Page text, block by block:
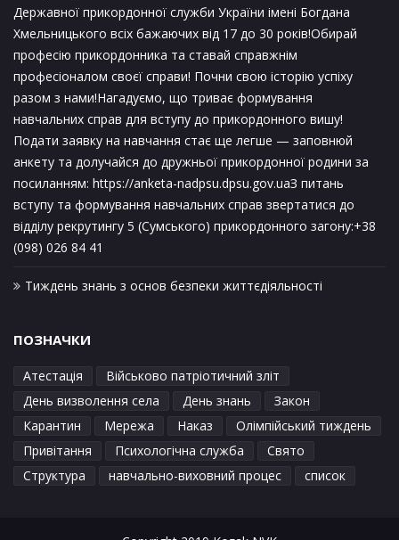
Державної прикордонної служби України імені Богдана
Хмельницького всіх бажаючих від 17 до 30 років!Обирай
професію прикордонника та ставай справжнім
професіоналом своєї справи! Почни свою історію успіху
разом з нами!Нагадуємо, що триває формування
навчальних справ для вступу до прикордонного вишу!
Подати заявку на навчання стає ще легше — заповнюй
анкету та долучайся до дружньої прикордонної родини за
посиланням: https://anketa-nadpsu.dpsu.gov.uaЗ питань
вступу та формування навчальних справ звертатися до
відділу рекрутингу 5 (Сумського) прикордонного загону:+38
(098) 026 84 41
Тиждень знань з основ безпеки життєдіяльності
ПОЗНАЧКИ
Атестація
Військово патріотичний зліт
День визволення села
День знань
Закон
Карантин
Мережа Наказ
Олімпійський тиждень
Привітання
Психологічна служба
Свято
Структура
навчально-виховний процес список